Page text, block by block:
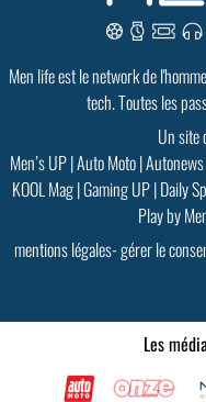
Men life est le network de
tech. Toutes les
Un site
Men’s UP|Auto Moto|Autonews
KOOL Mag|Gaming UP|Daily
Play by
mentions légales-gérer le
Les